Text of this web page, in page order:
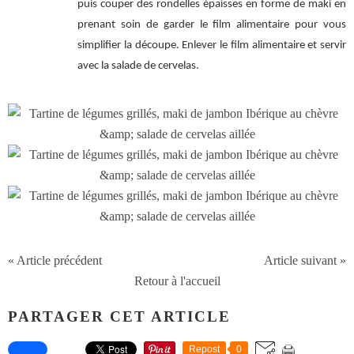
puis couper des rondelles épaisses en forme de maki en
prenant soin de garder le film alimentaire pour vous
simplifier la découpe. Enlever le film alimentaire et servir
avec la salade de cervelas.
« Article précédent
Article suivant »
Retour à l'accueil
PARTAGER CET ARTICLE
Repost 0